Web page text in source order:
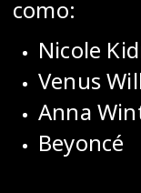
como:
Nicole
Venus
Anna
Beyoncé